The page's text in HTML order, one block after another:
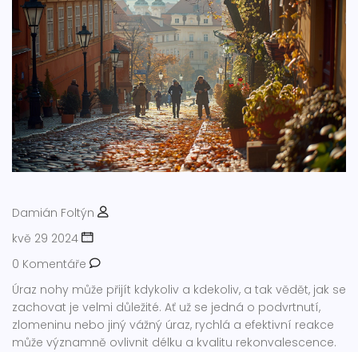
Damián Foltýn
kvě 29 2024
0 Komentáře
Úraz nohy může přijít kdykoliv a kdekoliv, a tak vědět, jak se
zachovat je velmi důležité. Ať už se jedná o podvrtnutí,
zlomeninu nebo jiný vážný úraz, rychlá a efektivní reakce
může významně ovlivnit délku a kvalitu rekonvalescence.